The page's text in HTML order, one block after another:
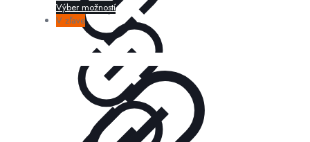
Výber možností
V zľave